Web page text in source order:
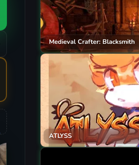
Medieval Crafter: Blacksmith
ATLYSS